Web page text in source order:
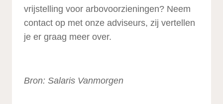
vrijstelling voor arbovoorzieningen? Neem
contact op met onze adviseurs, zij vertellen
je er graag meer over.
Bron: Salaris Vanmorgen